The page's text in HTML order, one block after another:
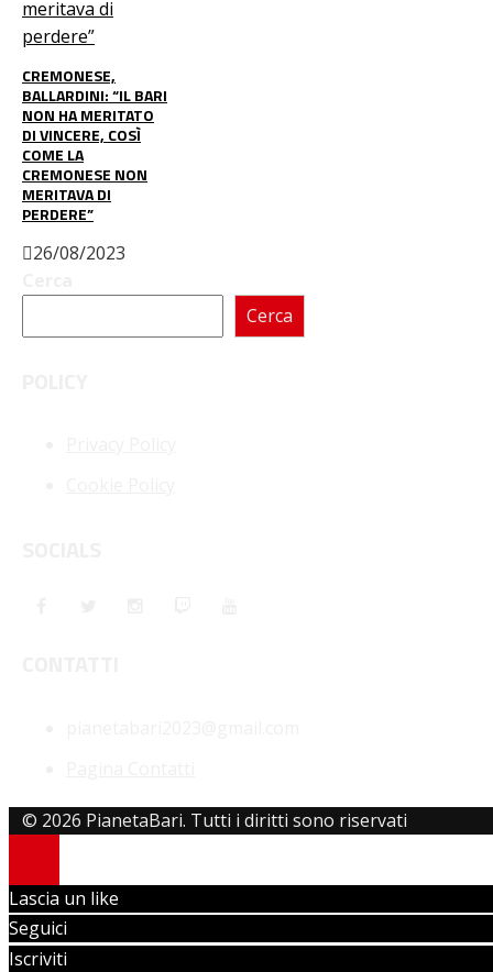
CREMONESE,
BALLARDINI: “IL BARI
NON HA MERITATO
DI VINCERE, COSÌ
COME LA
CREMONESE NON
MERITAVA DI
PERDERE”
26/08/2023
Cerca
© 2026 PianetaBari. Tutti i diritti sono riservati
Lascia un like
Seguici
Iscriviti